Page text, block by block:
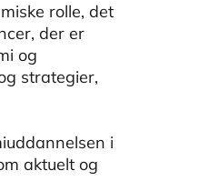
rolle, det
der er
og
strategier,
i
aktuelt og